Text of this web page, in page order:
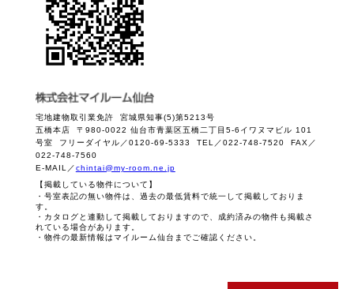
宅地建物取引業免許 宮城県知事(5)第5213号
五橋本店 〒980-0022 仙台市青葉区五橋二丁目5-6イワヌマビル 101
号室 フリーダイヤル／0120-69-5333 TEL／022-748-7520 FAX／
022-748-7560
E-MAIL／chintai@my-room.ne.jp
【掲載している物件について】
・号室表記の無い物件は、過去の最低賃料で統一して掲載しておりま
す。
・カタログと連動して掲載しておりますので、成約済みの物件も掲載さ
れている場合があります。
・物件の最新情報はマイルーム仙台までご確認ください。